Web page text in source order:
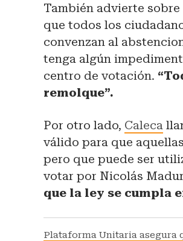
También advierte
que todos los
convenzan al
tenga algún
centro de votación.
remolque”.
Por otro lado, Caleca
válido para que
pero que puede ser
votar por Nicolás
que la ley se cumpla
Plataforma Unitaria asegura